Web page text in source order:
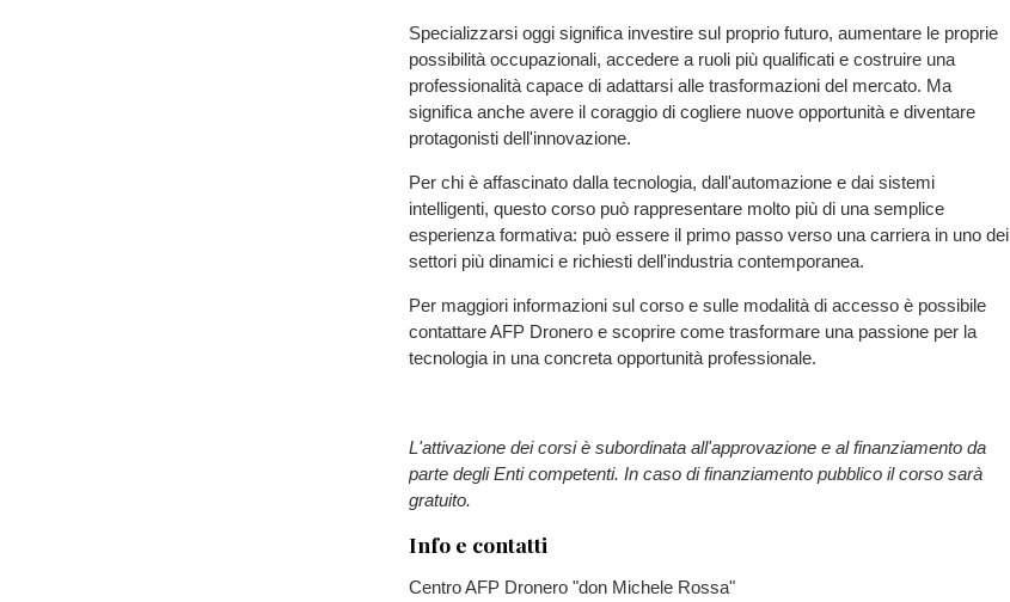
Specializzarsi oggi significa investire sul proprio futuro, aumentare le proprie
possibilità occupazionali, accedere a ruoli più qualificati e costruire una
professionalità capace di adattarsi alle trasformazioni del mercato. Ma
significa anche avere il coraggio di cogliere nuove opportunità e diventare
protagonisti dell'innovazione.
Per chi è affascinato dalla tecnologia, dall'automazione e dai sistemi
intelligenti, questo corso può rappresentare molto più di una semplice
esperienza formativa: può essere il primo passo verso una carriera in uno dei
settori più dinamici e richiesti dell'industria contemporanea.
Per maggiori informazioni sul corso e sulle modalità di accesso è possibile
contattare AFP Dronero e scoprire come trasformare una passione per la
tecnologia in una concreta opportunità professionale.
L'attivazione dei corsi è subordinata all'approvazione e al finanziamento da
parte degli Enti competenti. In caso di finanziamento pubblico il corso sarà
gratuito.
Info e contatti
Centro AFP Dronero "don Michele Rossa"